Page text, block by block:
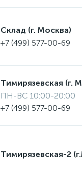
Склад (г. Москва)
+7 (499) 577-00-69
Тимирязевская (г.
ПН-ВС 10:00-20:00
+7 (499) 577-00-69
Тимирязевская-2